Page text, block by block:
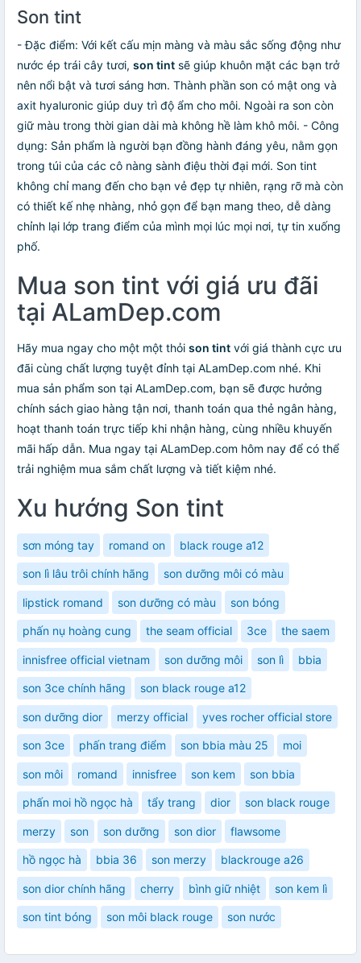
Son tint
- Đặc điểm: Với kết cấu mịn màng và màu sắc sống động như
nước ép trái cây tươi, son tint sẽ giúp khuôn mặt các bạn trở
nên nổi bật và tươi sáng hơn. Thành phần son có mật ong và
axit hyaluronic giúp duy trì độ ẩm cho môi. Ngoài ra son còn
giữ màu trong thời gian dài mà không hề làm khô môi. - Công
dụng: Sản phẩm là người bạn đồng hành đáng yêu, nằm gọn
trong túi của các cô nàng sành điệu thời đại mới. Son tint
không chỉ mang đến cho bạn vẻ đẹp tự nhiên, rạng rỡ mà còn
có thiết kế nhẹ nhàng, nhỏ gọn để bạn mang theo, dễ dàng
chỉnh lại lớp trang điểm của mình mọi lúc mọi nơi, tự tin xuống
phố.
Mua son tint với giá ưu đãi
tại ALamDep.com
Hãy mua ngay cho một một thỏi son tint với giá thành cực ưu
đãi cùng chất lượng tuyệt đỉnh tại ALamDep.com nhé. Khi
mua sản phẩm son tại ALamDep.com, bạn sẽ được hưởng
chính sách giao hàng tận nơi, thanh toán qua thẻ ngân hàng,
hoạt thanh toán trực tiếp khi nhận hàng, cùng nhiều khuyến
mãi hấp dẫn. Mua ngay tại ALamDep.com hôm nay để có thể
trải nghiệm mua sắm chất lượng và tiết kiệm nhé.
Xu hướng Son tint
sơn móng tay romand on black rouge a12
son lì lâu trôi chính hãng son dưỡng môi có màu
lipstick romand son dưỡng có màu son bóng
phấn nụ hoàng cung the seam official 3ce the saem
innisfree official vietnam son dưỡng môi son lì bbia
son 3ce chính hãng son black rouge a12
son dưỡng dior merzy official yves rocher official store
son 3ce phấn trang điểm son bbia màu 25 moi
son môi romand innisfree son kem son bbia
phấn moi hồ ngọc hà tẩy trang dior son black rouge
merzy son son dưỡng son dior flawsome
hồ ngọc hà bbia 36 son merzy blackrouge a26
son dior chính hãng cherry bình giữ nhiệt son kem lì
son tint bóng son môi black rouge son nước